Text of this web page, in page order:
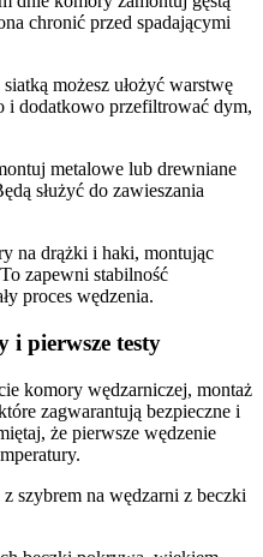
chronić przed spadającymi
możesz ułożyć warstwę
i dodatkowo przefiltrować dym,
metalowe lub drewniane
służyć do zawieszania
na drążki i haki, montując
zapewni stabilność
proces wędzenia.
pierwsze testy
komory wędzarniczej, montaż
zagwarantują bezpieczne i
że pierwsze wędzenie